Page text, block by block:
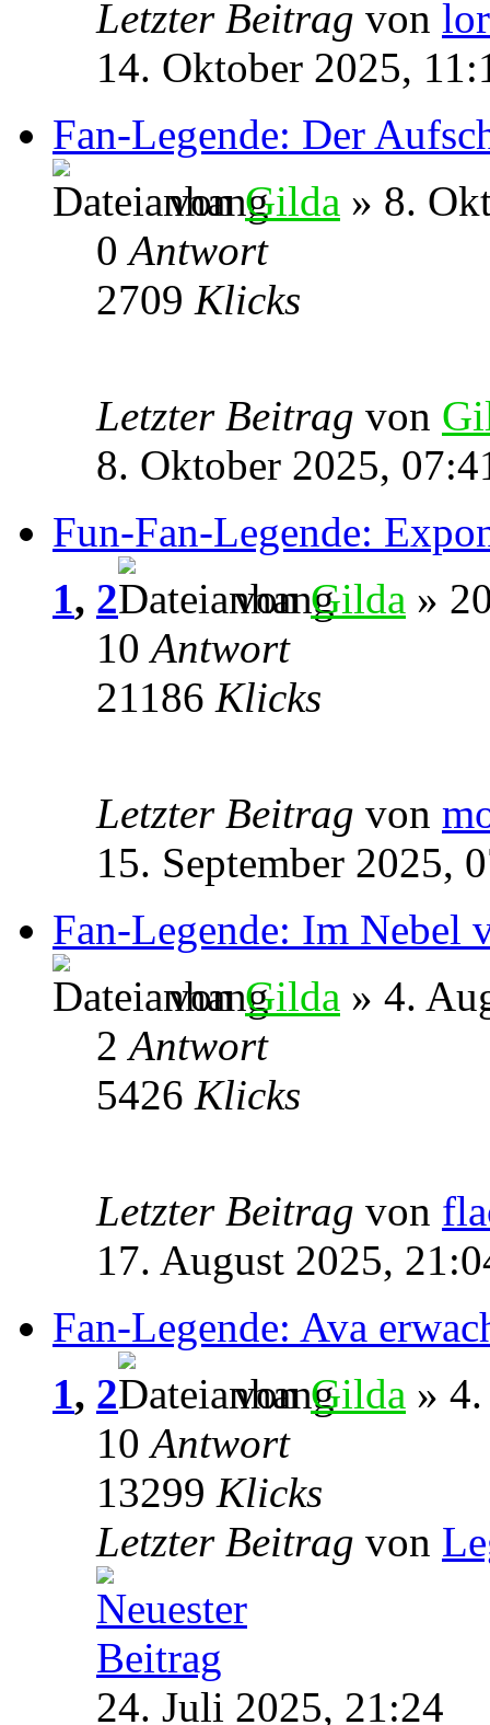
Letzter Beitrag von
14. Oktober 2025,
Fan-Legende: Der
vonGilda » 8.
0Antwort
2709 Klicks
Letzter Beitrag von
8. Oktober 2025,
Fun-Fan-Legende:
1, 2 vonGilda »
10Antwort
21186 Klicks
Letzter Beitrag von
15. September 2025,
Fan-Legende: Im Nebel
vonGilda » 4.
2Antwort
5426 Klicks
Letzter Beitrag von
17. August 2025,
Fan-Legende: Ava
1, 2 vonGilda »
10Antwort
13299 Klicks
Letzter Beitrag von
24. Juli 2025, 21:24